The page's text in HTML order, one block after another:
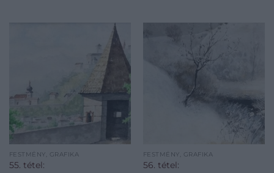
FESTMÉNY, GRAFIKA
55. tétel:
FESTMÉNY, GRAFIKA
56. tétel: